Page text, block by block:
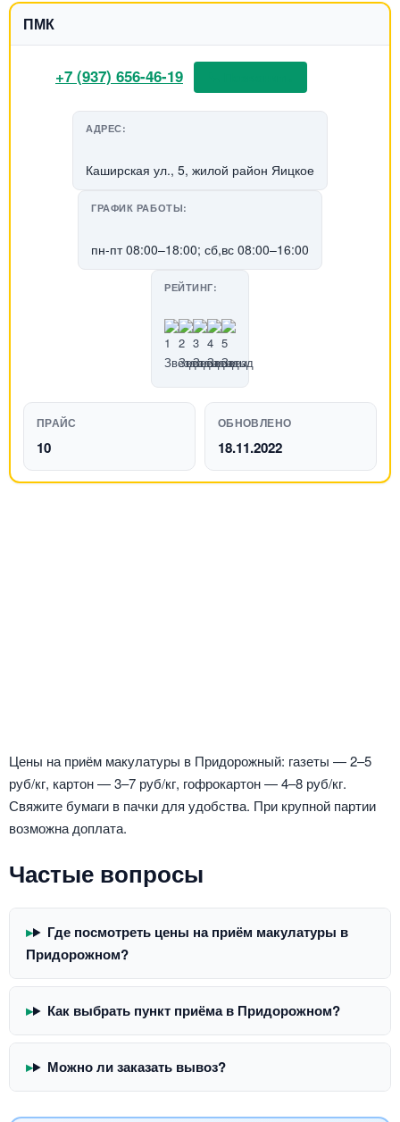
ПМК
+7 (937) 656-46-19
АДРЕС:
Каширская ул., 5, жилой район Яицкое
ГРАФИК РАБОТЫ:
пн-пт 08:00–18:00; сб,вс 08:00–16:00
РЕЙТИНГ:
ПРАЙС
10
ОБНОВЛЕНО
18.11.2022
Цены на приём макулатуры в Придорожный: газеты — 2–5
руб/кг, картон — 3–7 руб/кг, гофрокартон — 4–8 руб/кг.
Свяжите бумаги в пачки для удобства. При крупной партии
возможна доплата.
Частые вопросы
Где посмотреть цены на приём макулатуры в
Придорожном?
Как выбрать пункт приёма в Придорожном?
Можно ли заказать вывоз?